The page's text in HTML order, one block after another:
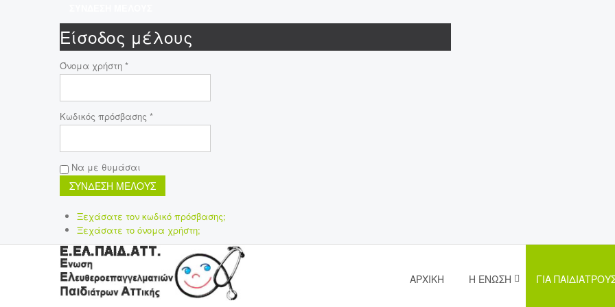
Είσοδος μέλους
Όνομα χρήστη *
Κωδικός πρόσβασης *
Να με θυμάσαι
Ξεχάσατε τον κωδικό πρόσβασης;
Ξεχάσατε το όνομα χρήστη;
ΑΡΧΙΚΉ Η ΈΝΩΣΗ ΓΙΑ